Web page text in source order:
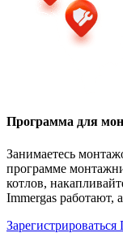
Программа для
Занимаетесь
программе
котлов,
Immergas работают,
Зарегистрироваться